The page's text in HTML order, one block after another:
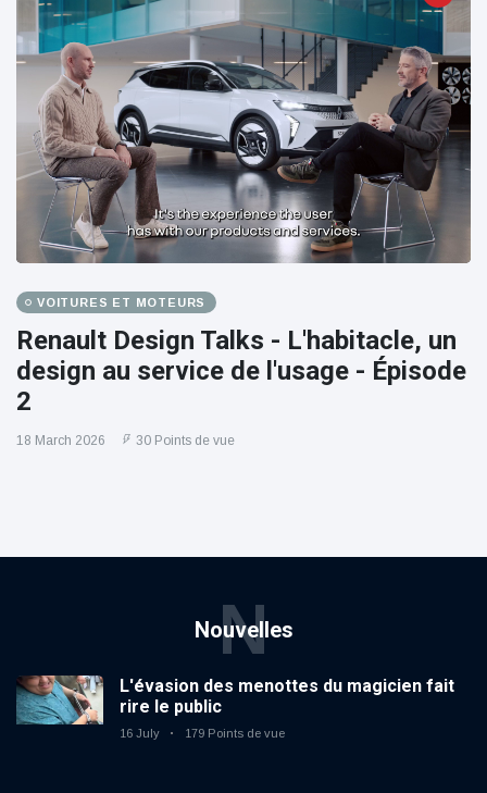
VOITURES ET MOTEURS
Renault Design Talks - L'habitacle, un
design au service de l'usage - Épisode
2
18 March 2026 30 Points de vue
Nouvelles
N
L'évasion des menottes du magicien fait
rire le public
16 July 179 Points de vue